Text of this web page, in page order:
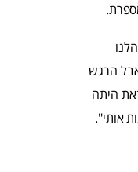
הרגש
היתה
אותי".